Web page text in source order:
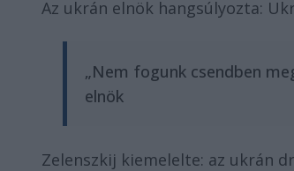
Az ukrán elnök hangsúlyozta:
„Nem fogunk csendben
elnök
Zelenszkij kiemelelte: az ukrán